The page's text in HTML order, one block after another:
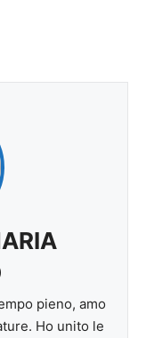
pieno, amo
Ho unito le